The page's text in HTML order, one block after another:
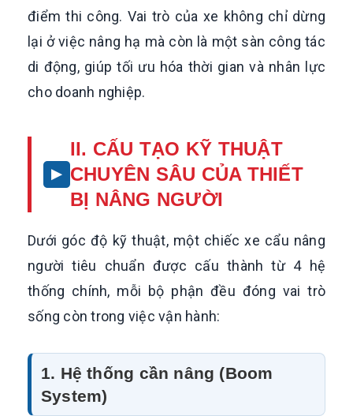
điểm thi công. Vai trò của xe không chỉ dừng
lại ở việc nâng hạ mà còn là một sàn công tác
di động, giúp tối ưu hóa thời gian và nhân lực
cho doanh nghiệp.
II. CẤU TẠO KỸ THUẬT
CHUYÊN SÂU CỦA THIẾT
BỊ NÂNG NGƯỜI
Dưới góc độ kỹ thuật, một chiếc xe cẩu nâng
người tiêu chuẩn được cấu thành từ 4 hệ
thống chính, mỗi bộ phận đều đóng vai trò
sống còn trong việc vận hành:
1. Hệ thống cần nâng (Boom
System)